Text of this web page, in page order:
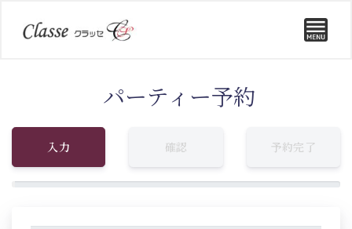
パーティー予約
入力 確認 予約完了